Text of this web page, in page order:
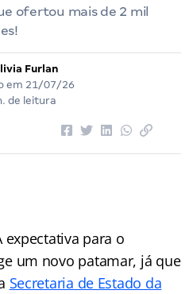
ofertou mais de 2 mil
Furlan
em 21/07/26
de leitura
expectativa para o
um novo patamar, já que
Secretaria de Estado da